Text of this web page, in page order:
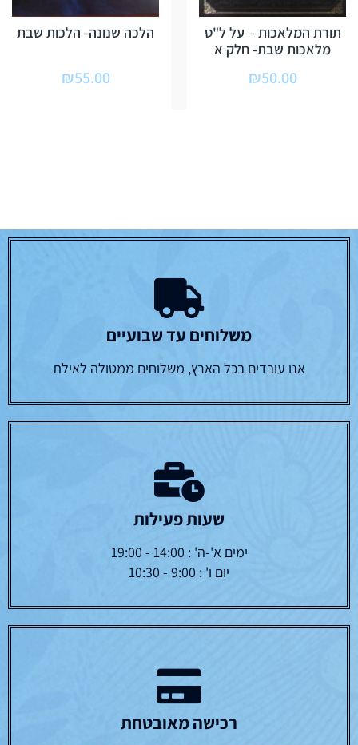
תורת המלאכות – על ל"ט
מלאכות שבת- חלק א
₪50.00
הלכה שנונה- הלכות שבת
₪55.00
משלוחים עד שבועיים
אנו עובדים בכל הארץ, משלוחים ממטולה לאילת
שעות פעילות
ימים א'-ה' : 14:00 - 19:00
יום ו' : 9:00 - 10:30
רכישה מאובטחת